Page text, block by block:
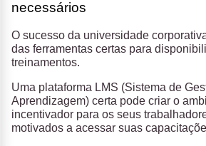
necessários
O sucesso da universidade
das ferramentas certas para
treinamentos.
Uma plataforma LMS (Sistema de
Aprendizagem) certa pode criar o
incentivador para os seus
motivados a acessar suas